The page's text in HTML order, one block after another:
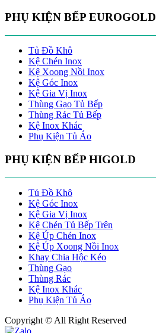
PHỤ KIỆN BẾP EUROGOLD
Tủ Đồ Khô
Kệ Chén Inox
Kệ Xoong Nồi Inox
Kệ Góc Inox
Kệ Gia Vị Inox
Thùng Gạo Tủ Bếp
Thùng Rác Tủ Bếp
Kệ Inox Khác
Phụ Kiện Tủ Áo
PHỤ KIỆN BẾP HIGOLD
Tủ Đồ Khô
Kệ Góc Inox
Kệ Gia Vị Inox
Kệ Chén Tủ Bếp Trên
Kệ Úp Chén Inox
Kệ Úp Xoong Nồi Inox
Khay Chia Hộc Kéo
Thùng Gạo
Thùng Rác
Kệ Inox Khác
Phụ Kiện Tủ Áo
Copyright © All Right Reserved